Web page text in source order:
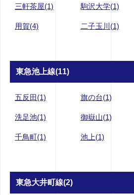
三軒茶屋(1) 駒沢大学(1)
用賀(4) 二子玉川(1)
東急池上線(11)
五反田(1) 旗の台(1)
洗足池(1) 御嶽山(1)
千鳥町(1) 池上(1)
東急大井町線(2)